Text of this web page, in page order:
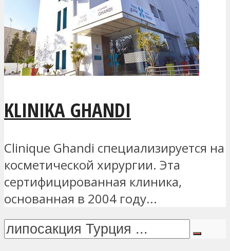
KLINIKA GHANDI
Clinique Ghandi специализируется на
косметической хирургии. Эта
сертифицированная клиника,
основанная в 2004 году...